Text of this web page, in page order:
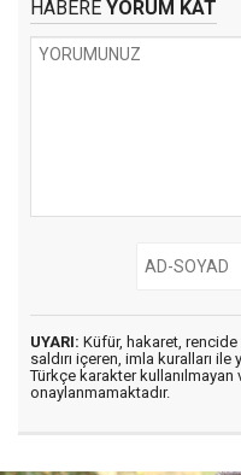
HABERE YORUM KAT
UYARI: Küfür, hakaret,
saldırı içeren, imla kuralları ile
Türkçe karakter kullanılmayan
onaylanmamaktadır.